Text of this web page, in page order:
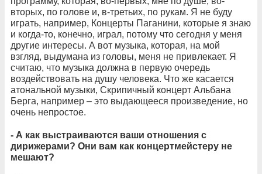
вторых, по голове и, в-третьих, по рукам. Я не буду
играть, например, Концерты Паганини, которые я знаю
и когда-то, конечно, играл, потому что сегодня у меня
другие интересы. А вот музыка, которая, на мой
взгляд, выдумана из головы, меня не привлекает. Я
считаю, что музыка должна в первую очередь
воздействовать на душу человека. Что же касается
атональной музыки, Скрипичный концерт Альбана
Берга, например – это выдающееся произведение, но
очень непростое.
- А как выстраиваются ваши отношения с
дирижерами? Они вам как концертмейстеру не
мешают?